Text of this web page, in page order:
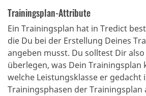
Trainingsplan-Attribute
Ein Trainingsplan hat in Tredict
die Du bei der Erstellung Deines
angeben musst. Du solltest Dir
überlegen, was Dein Trainingsplan
welche Leistungsklasse er gedacht
Trainingsphasen der Trainingsplan